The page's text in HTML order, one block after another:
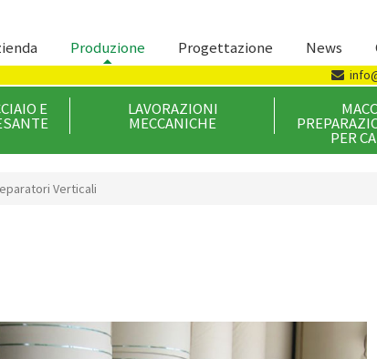
Produzione Progettazione News
E LAVORAZIONI
MECCANICHE
PER
Verticali